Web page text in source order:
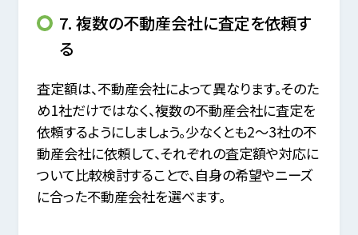
7. 複数の不動産会社に査定を依頼す
る
査定額は、不動産会社によって異なります。そのた
め1社だけではなく、複数の不動産会社に査定を
依頼するようにしましょう。少なくとも2～3社の不
動産会社に依頼して、それぞれの査定額や対応に
ついて比較検討することで、自身の希望やニーズ
に合った不動産会社を選べます。